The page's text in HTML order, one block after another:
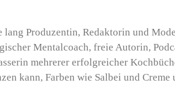
lang Produzentin, Redaktorin und
Mentalcoach, freie Autorin,
mehrerer erfolgreicher
kann, Farben wie Salbei und Creme